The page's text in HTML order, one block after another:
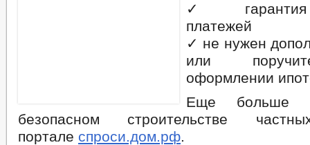
✓ гарантия
платежей
✓ не нужен
или
оформлении
Еще больше
безопасном строительстве
портале спроси.дом.рф.